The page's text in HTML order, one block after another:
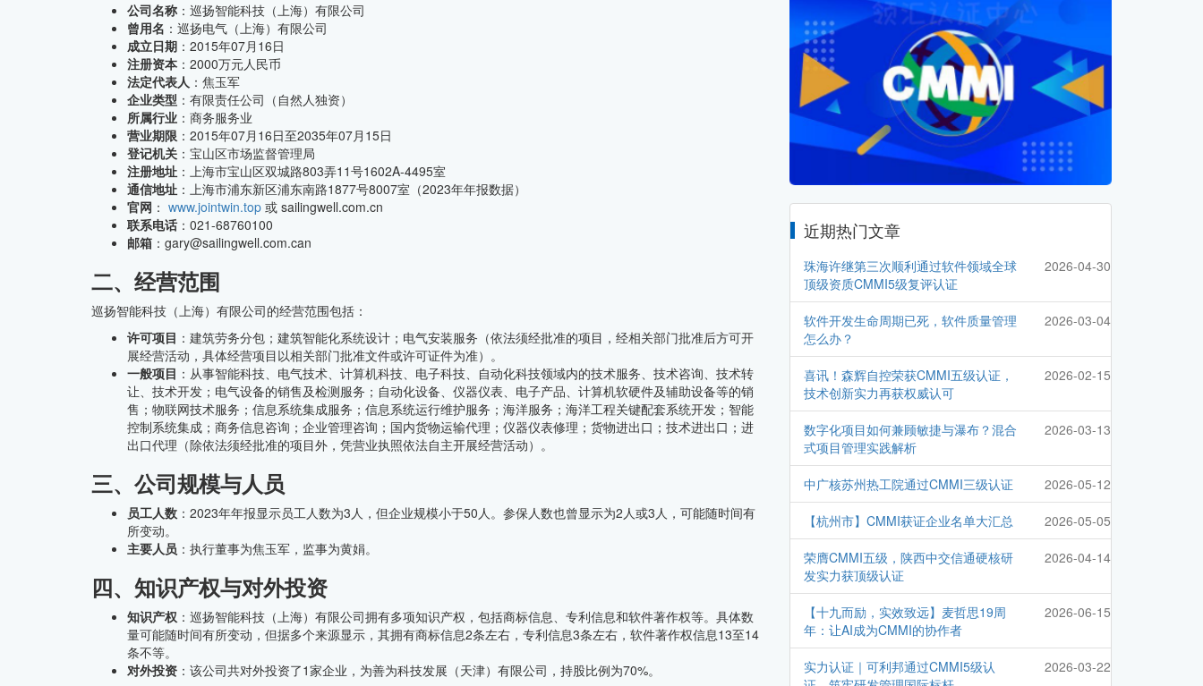
公司名称 ：巡扬智能科技（上海）有限公司
曾用名 ：巡扬电气（上海）有限公司
成立日期 ：2015年07月16日
注册资本 ：2000万元人民币
法定代表人 ：焦玉军
企业类型 ：有限责任公司（自然人独资）
所属行业 ：商务服务业
营业期限 ：2015年07月16日至2035年07月15日
登记机关 ：宝山区市场监督管理局
注册地址 ：上海市宝山区双城路803弄11号1602A-4495室
通信地址 ：上海市浦东新区浦东南路1877号8007室（2023年年报数据）
官网 ： www.jointwin.top 或 sailingwell.com.cn
联系电话 ：021-68760100
邮箱 ：gary@sailingwell.com.can
二、经营范围
巡扬智能科技（上海）有限公司的经营范围包括：
许可项目 ：建筑劳务分包；建筑智能化系统设计；电气安装服务（依法须经批准的项目，经相关部门批准后方可开
展经营活动，具体经营项目以相关部门批准文件或许可证件为准）。
一般项目 ：从事智能科技、电气技术、计算机科技、电子科技、自动化科技领域内的技术服务、技术咨询、技术转
让、技术开发；电气设备的销售及检测服务；自动化设备、仪器仪表、电子产品、计算机软硬件及辅助设备等的销
售；物联网技术服务；信息系统集成服务；信息系统运行维护服务；海洋服务；海洋工程关键配套系统开发；智能
控制系统集成；商务信息咨询；企业管理咨询；国内货物运输代理；仪器仪表修理；货物进出口；技术进出口；进
出口代理（除依法须经批准的项目外，凭营业执照依法自主开展经营活动）。
三、公司规模与人员
员工人数 ：2023年年报显示员工人数为3人，但企业规模小于50人。参保人数也曾显示为2人或3人，可能随时间有
所变动。
主要人员 ：执行董事为焦玉军，监事为黄娟。
四、知识产权与对外投资
知识产权 ：巡扬智能科技（上海）有限公司拥有多项知识产权，包括商标信息、专利信息和软件著作权等。具体数
量可能随时间有所变动，但据多个来源显示，其拥有商标信息2条左右，专利信息3条左右，软件著作权信息13至14
条不等。
对外投资 ：该公司共对外投资了1家企业，为善为科技发展（天津）有限公司，持股比例为70%。
近期热门文章
珠海许继第三次顺利通过软件领域全球
顶级资质CMMI5级复评认证
2026-04-30
软件开发生命周期已死，软件质量管理
怎么办？
2026-03-04
喜讯！森辉自控荣获CMMI五级认证，
技术创新实力再获权威认可
2026-02-15
数字化项目如何兼顾敏捷与瀑布？混合
式项目管理实践解析
2026-03-13
中广核苏州热工院通过CMMI三级认证 2026-05-12
【杭州市】CMMI获证企业名单大汇总 2026-05-05
荣膺CMMI五级，陕西中交信通硬核研
发实力获顶级认证
2026-04-14
【十九而励，实效致远】麦哲思19周
年：让AI成为CMMI的协作者
2026-06-15
实力认证｜可利邦通过CMMI5级认
2026-03-22